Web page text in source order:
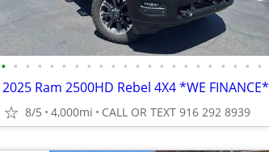
• • • • • • • • • • • • • • • • • • • • • •
2025 Ram 2500HD Rebel 4X4 *WE FINANCE*
8/5 4,000mi CALL OR TEXT 916 292 8939